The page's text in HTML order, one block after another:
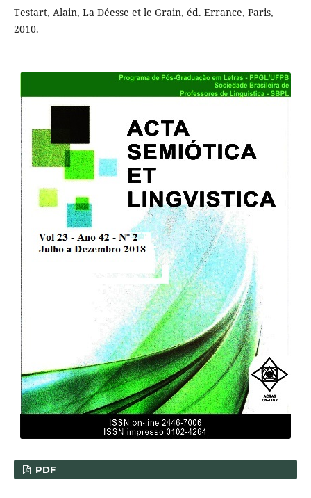
Testart, Alain, La Déesse et le Grain, éd. Errance, Paris,
2010.
PDF